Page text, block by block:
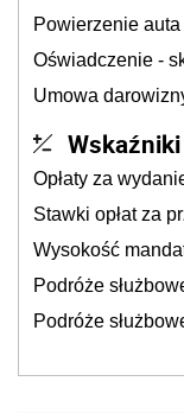
Powierzenie auta
Oświadczenie -
Umowa
Wskaźniki
Opłaty za
Stawki opłat za
Wysokość
Podróże
Podróże